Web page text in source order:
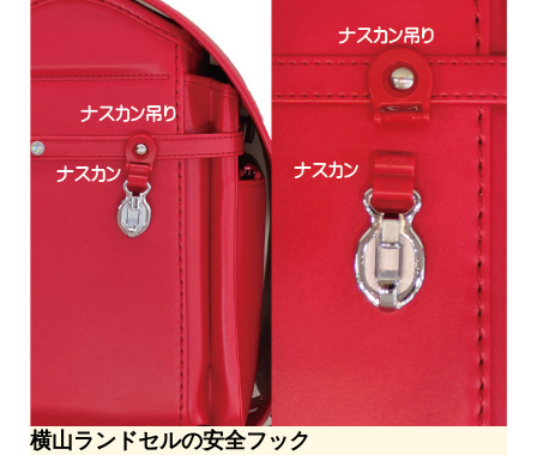
横山ランドセルの安全フック